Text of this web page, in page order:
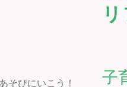
子